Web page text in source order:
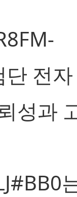
단 전
성과